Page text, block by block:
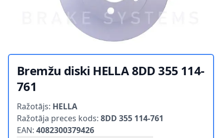
Bremžu diski HELLA 8DD 355 114-
761
Ražotājs: HELLA
Ražotāja preces kods: 8DD 355 114-761
EAN: 4082300379426